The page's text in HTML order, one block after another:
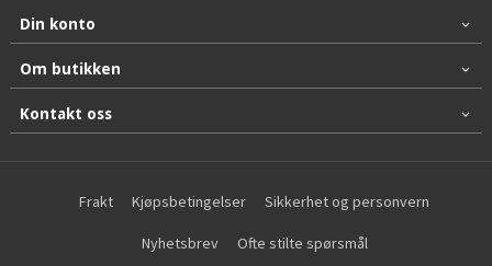
Din konto
Om butikken
Kontakt oss
Frakt Kjøpsbetingelser Sikkerhet og personvern
Nyhetsbrev Ofte stilte spørsmål